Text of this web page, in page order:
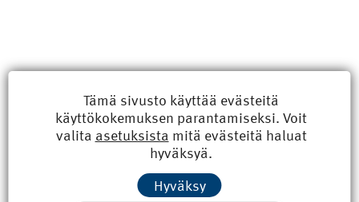
Kyberisku kiinteistötietoihin haittaisi energiarakentamista
8.6.2026 15:21
Tämä sivusto käyttää evästeitä
käyttökokemuksen parantamiseksi. Voit
valita asetuksista mitä evästeitä haluat
hyväksyä.
Hyväksy